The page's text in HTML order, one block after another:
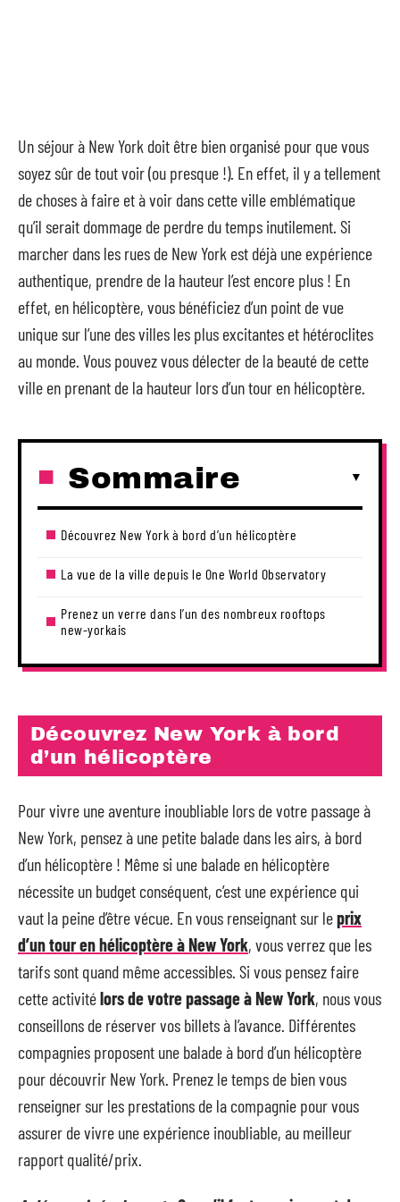
Un séjour à New York doit être bien organisé pour que vous
soyez sûr de tout voir (ou presque !). En effet, il y a tellement
de choses à faire et à voir dans cette ville emblématique
qu’il serait dommage de perdre du temps inutilement. Si
marcher dans les rues de New York est déjà une expérience
authentique, prendre de la hauteur l’est encore plus ! En
effet, en hélicoptère, vous bénéficiez d’un point de vue
unique sur l’une des villes les plus excitantes et hétéroclites
au monde. Vous pouvez vous délecter de la beauté de cette
ville en prenant de la hauteur lors d’un tour en hélicoptère.
Sommaire
Découvrez New York à bord d’un hélicoptère
La vue de la ville depuis le One World Observatory
Prenez un verre dans l’un des nombreux rooftops
new-yorkais
Découvrez New York à bord
d’un hélicoptère
Pour vivre une aventure inoubliable lors de votre passage à
New York, pensez à une petite balade dans les airs, à bord
d’un hélicoptère ! Même si une balade en hélicoptère
nécessite un budget conséquent, c’est une expérience qui
vaut la peine d’être vécue. En vous renseignant sur leprix
d’un tour en hélicoptère à New York, vous verrez que les
tarifs sont quand même accessibles. Si vous pensez faire
cette activitélors de votre passage à New York, nous vous
conseillons de réserver vos billets à l’avance. Différentes
compagnies proposent une balade à bord d’un hélicoptère
pour découvrir New York. Prenez le temps de bien vous
renseigner sur les prestations de la compagnie pour vous
assurer de vivre une expérience inoubliable, au meilleur
rapport qualité/prix.